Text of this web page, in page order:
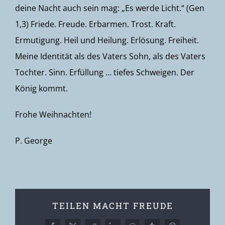
deine Nacht auch sein mag: „Es werde Licht.“ (Gen
1,3) Friede. Freude. Erbarmen. Trost. Kraft.
Ermutigung. Heil und Heilung. Erlösung. Freiheit.
Meine Identität als des Vaters Sohn, als des Vaters
Tochter. Sinn. Erfüllung … tiefes Schweigen. Der
König kommt.
Frohe Weihnachten!
P. George
TEILEN MACHT FREUDE